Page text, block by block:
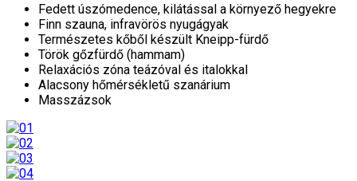
Fedett úszómedence, kilátással a környező hegyekre
Finn szauna, infravörös nyugágyak
Természetes kőből készült Kneipp-fürdő
Török gőzfürdő (hammam)
Relaxációs zóna teázóval és italokkal
Alacsony hőmérsékletű szanárium
Masszázsok